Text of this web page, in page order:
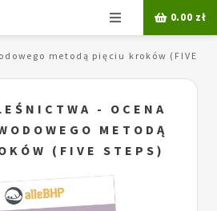
Menu 0.00 zł
metodą pięciu kroków (FIVE
- OCENA
METODĄ
(FIVE STEPS)